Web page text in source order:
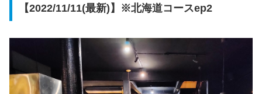
【2022/11/11(最新)】※北海道コースep2